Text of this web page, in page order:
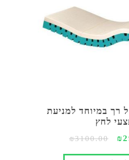
רך במיוחד למניעת
לחץ
₪3100.00